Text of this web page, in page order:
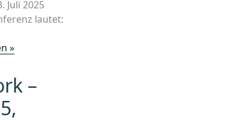
Juli 2025
lautet:
»„„Peace
Crisis
–
und
–